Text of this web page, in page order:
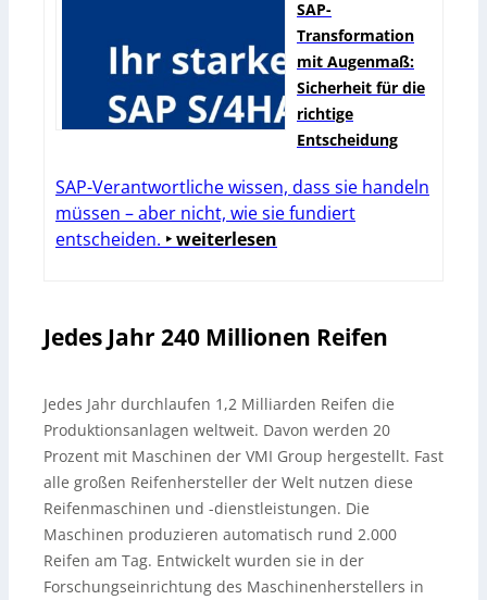
SAP-
Transformation
mit Augenmaß:
Sicherheit für die
richtige
Entscheidung
SAP-Verantwortliche wissen, dass sie handeln
müssen – aber nicht, wie sie fundiert
entscheiden. ‣ weiterlesen
Jedes Jahr 240 Millionen Reifen
Jedes Jahr durchlaufen 1,2 Milliarden Reifen die
Produktionsanlagen weltweit. Davon werden 20
Prozent mit Maschinen der VMI Group hergestellt. Fast
alle großen Reifenhersteller der Welt nutzen diese
Reifenmaschinen und -dienstleistungen. Die
Maschinen produzieren automatisch rund 2.000
Reifen am Tag. Entwickelt wurden sie in der
Forschungseinrichtung des Maschinenherstellers in